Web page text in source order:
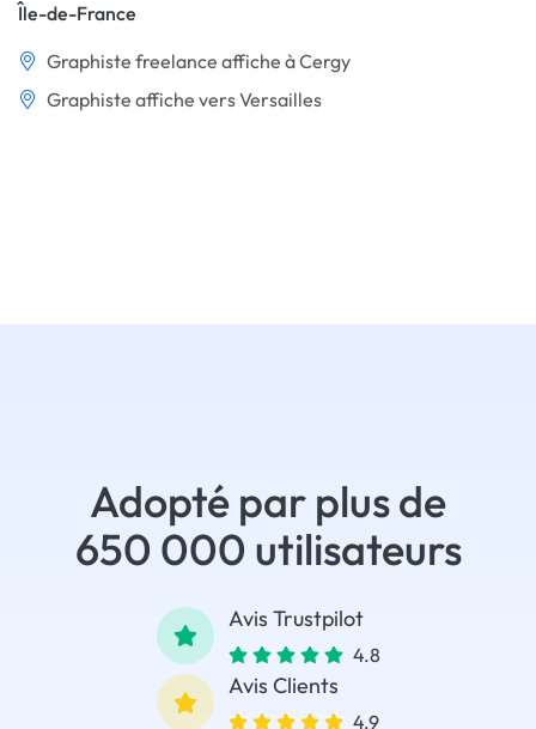
Île-de-France
Graphiste freelance affiche à Cergy
Graphiste affiche vers Versailles
Adopté par plus de
650 000 utilisateurs
Avis Trustpilot
4.8
Avis Clients
4.9